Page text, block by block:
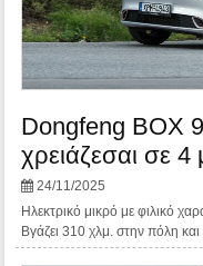
Dongfeng BOX
χρειάζεσαι σε 4
24/11/2025
Ηλεκτρικό μικρό με φιλικό
Βγάζει 310 χλμ. στην πόλη